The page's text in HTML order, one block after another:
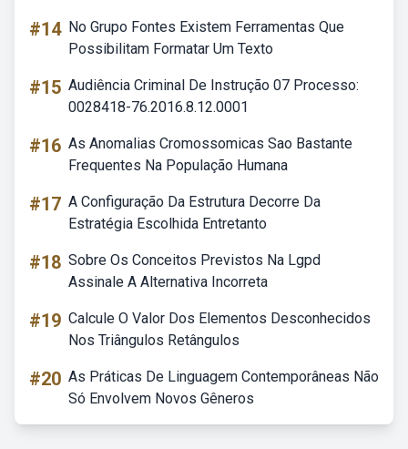
#14 No Grupo Fontes Existem Ferramentas Que
Possibilitam Formatar Um Texto
#15 Audiência Criminal De Instrução 07 Processo:
0028418-76.2016.8.12.0001
#16 As Anomalias Cromossomicas Sao Bastante
Frequentes Na População Humana
#17 A Configuração Da Estrutura Decorre Da
Estratégia Escolhida Entretanto
#18 Sobre Os Conceitos Previstos Na Lgpd
Assinale A Alternativa Incorreta
#19 Calcule O Valor Dos Elementos Desconhecidos
Nos Triângulos Retângulos
#20 As Práticas De Linguagem Contemporâneas Não
Só Envolvem Novos Gêneros